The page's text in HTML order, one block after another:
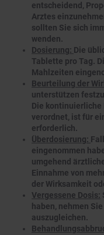
entscheidend,
Arztes
sollten Sie sich
wenden.
Dosierung: Die
Tablette pro Tag.
Mahlzeiten
Beurteilung der
unterstützen
Die kontinuierliche
verordnet, ist für
erforderlich.
Überdosierung:
eingenommen
umgehend
Einnahme von
der Wirksamkeit
Vergessene Dosis:
haben, nehmen
auszugleichen.